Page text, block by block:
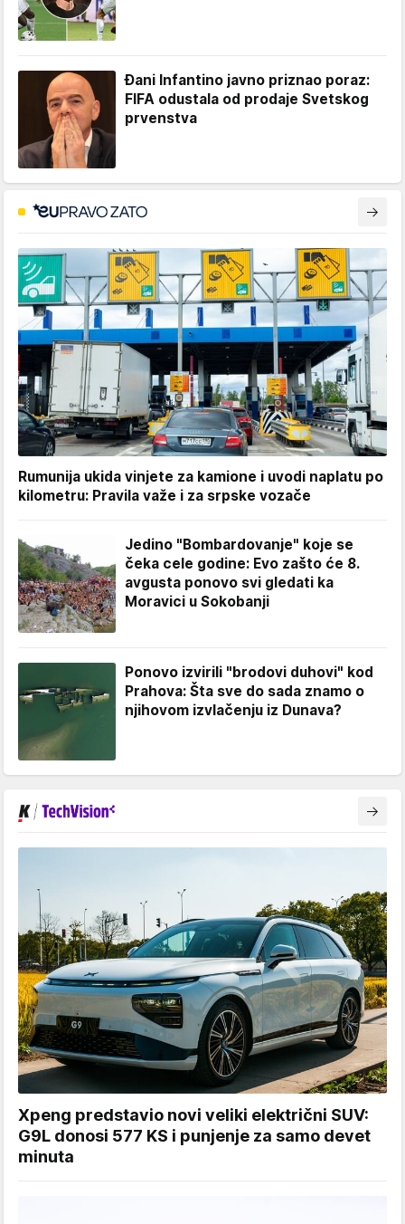
Đani Infantino javno priznao poraz:
FIFA odustala od prodaje Svetskog
prvenstva
Rumunija ukida vinjete za kamione i uvodi naplatu po
kilometru: Pravila važe i za srpske vozače
Jedino "Bombardovanje" koje se
čeka cele godine: Evo zašto će 8.
avgusta ponovo svi gledati ka
Moravici u Sokobanji
Ponovo izvirili "brodovi duhovi" kod
Prahova: Šta sve do sada znamo o
njihovom izvlačenju iz Dunava?
Xpeng predstavio novi veliki električni SUV:
G9L donosi 577 KS i punjenje za samo devet
minuta